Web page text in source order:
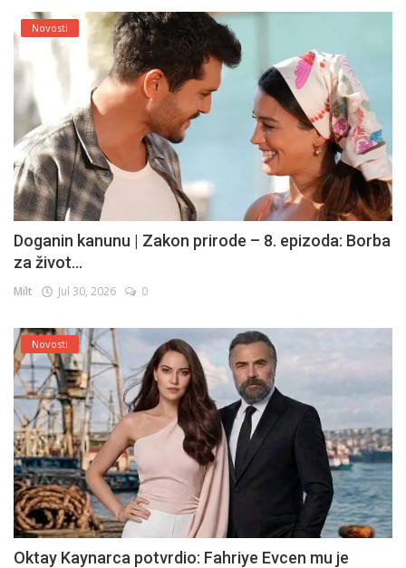
Novosti
Doganin kanunu | Zakon prirode – 8. epizoda: Borba
za život...
Milt Jul 30, 2026 0
Novosti
Oktay Kaynarca potvrdio: Fahriye Evcen mu je